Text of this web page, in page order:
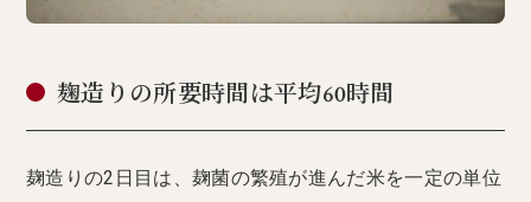
麹造りの所要時間は平均60時間
麹造りの2日目は、麹菌の繁殖が進んだ米を一定の単位